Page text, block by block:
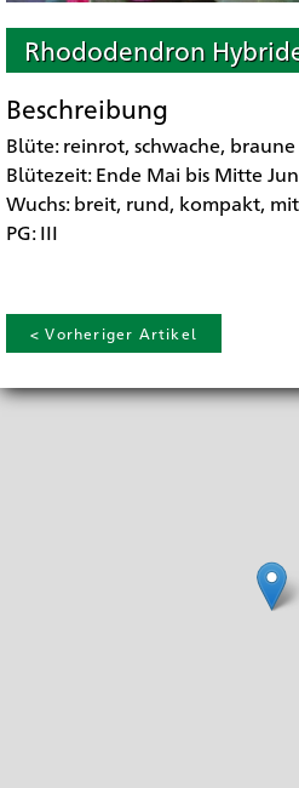
Rhododendron
Beschreibung
Blüte: reinrot, schwache,
Blütezeit: Ende Mai bis Mitte
Wuchs: breit, rund, kompakt,
PG: III
< Vorheriger Artikel